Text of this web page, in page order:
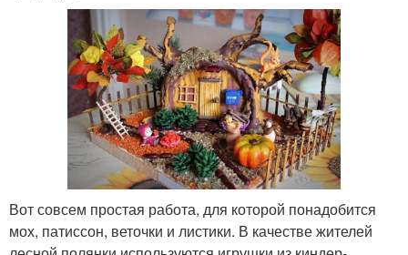
Вот совсем простая работа, для которой понадобится
мох, патиссон, веточки и листики. В качестве жителей